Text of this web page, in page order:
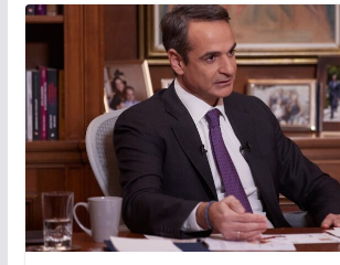
o
o
k
A
p
p
σ
τε
ίτ
ε